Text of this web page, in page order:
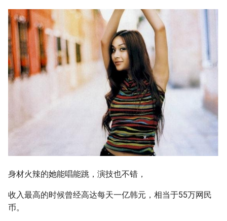
身材火辣的她能唱能跳，演技也不错，
收入最高的时候曾经高达每天一亿韩元，相当于55万网民
币。